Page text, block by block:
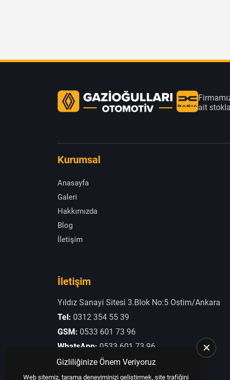
ait
Kurumsal
Anasayfa
Galeri
Hakkımızda
Blog
İletişim
İletişim
Yıldız Sanayi Sitesi 3.Blok No:5 Ostim/Ankara
Tel: 0312 354 55 39
GSM: 0533 601 73 96
WhatsApp: 0533 601 73 96
E-Posta:otogaziogullari@hotmail.com
Gizliliğinize Önem Veriyoruz
Web sitemiz, tarama deneyiminizi geliştirmek, site trafiğini